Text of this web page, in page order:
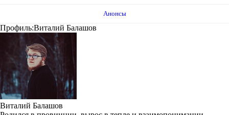
Анонсы
Профиль:Виталий Балашов
Виталий Балашов